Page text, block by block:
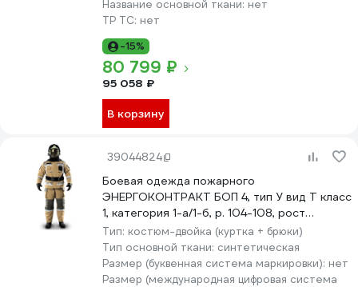
Название основной ткани: нет
ТР ТС: нет
-15%
80 799 ₽
95 058 ₽
В корзину
39044824
Боевая одежда пожарного
ЭНЕРГОКОНТРАКТ БОП 4, тип У вид Т класс
1, категория 1-а/1-б, р. 104-108, рост
194/200, серый/желтый 5310000000197
Тип: костюм-двойка (куртка + брюки)
Тип основной ткани: синтетическая
Размер (буквенная система маркировки): нет
Размер (международная цифровая система